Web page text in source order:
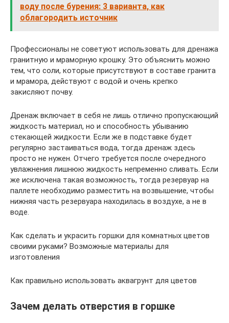
воду после бурения: 3 варианта, как
облагородить источник
Профессионалы не советуют использовать для дренажа
гранитную и мраморную крошку. Это объяснить можно
тем, что соли, которые присутствуют в составе гранита
и мрамора, действуют с водой и очень крепко
закисляют почву.
Дренаж включает в себя не лишь отлично пропускающий
жидкость материал, но и способность убыванию
стекающей жидкости. Если же в подставке будет
регулярно застаиваться вода, тогда дренаж здесь
просто не нужен. Отчего требуется после очередного
увлажнения лишнюю жидкость непременно сливать. Если
же исключена такая возможность, тогда резервуар на
паллете необходимо разместить на возвышение, чтобы
нижняя часть резервуара находилась в воздухе, а не в
воде.
Как сделать и украсить горшки для комнатных цветов
своими руками? Возможные материалы для
изготовления
Как правильно использовать аквагрунт для цветов
Зачем делать отверстия в горшке